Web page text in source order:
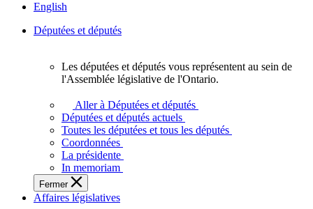
English
Députées et députés
députés
vous
représentent
sein
de
l'Assemblée
législative
Les députées et députés vous représentent au sein de
l'Assemblée législative de l'Ontario.
Aller à Députées et députés
Députées et députés actuels
Toutes les députées et tous les députés
Coordonnées
La présidente
In memoriam
Fermer
Affaires législatives